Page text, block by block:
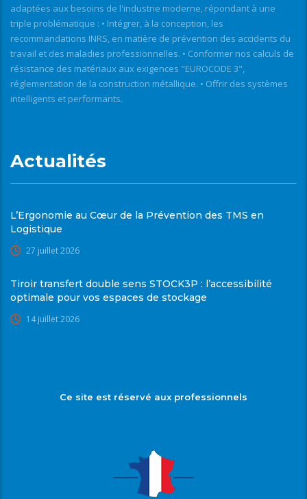
adaptées aux besoins de l'industrie moderne, répondant à une
triple problématique : • Intégrer, à la conception, les
recommandations INRS, en matière de prévention des accidents du
travail et des maladies professionnelles. • Conformer nos calculs de
résistance des matériaux aux exigences "EUROCODE 3",
réglementation de la construction métallique. • Offrir des systèmes
intelligents et performants.
Actualités
L’Ergonomie au Cœur de la Prévention des TMS en
Logistique
27 juillet 2026
Tiroir transfert double sens STOCK3P : l’accessibilité
optimale pour vos espaces de stockage
14 juillet 2026
Ce site est réservé aux professionnels